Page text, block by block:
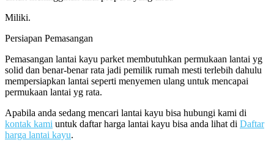
Miliki.
Persiapan Pemasangan
Pemasangan lantai kayu parket membutuhkan permukaan lantai yg
solid dan benar-benar rata jadi pemilik rumah mesti terlebih dahulu
mempersiapkan lantai seperti menyemen ulang untuk mencapai
permukaan lantai yg rata.
Apabila anda sedang mencari lantai kayu bisa hubungi kami di
kontak kami untuk daftar harga lantai kayu bisa anda lihat di Daftar
harga lantai kayu.